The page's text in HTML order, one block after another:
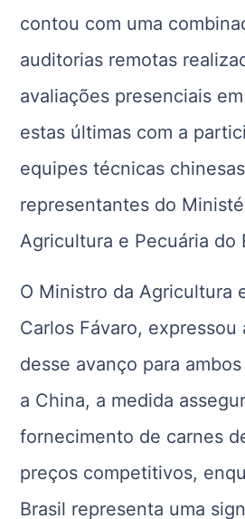
contou com uma
auditorias remotas
avaliações presenciais
estas últimas com a
equipes técnicas
representantes do
Agricultura e Pecuária do
O Ministro da Agricultura
Carlos Fávaro, expressou
desse avanço para
a China, a medida
fornecimento de carnes
preços competitivos,
Brasil representa uma